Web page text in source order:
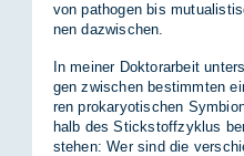
von pa­tho­gen bis
nen da­zwi­schen.
In mei­ner Dok­tor­ar­beit
gen zwi­schen be­stimm­ten
ren pro­ka­ryo­ti­schen
halb des Stick­stoff­zy­klus
ste­hen: Wer sind die